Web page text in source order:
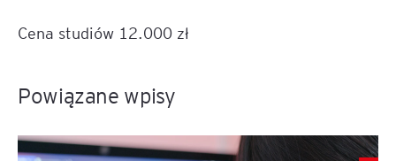
Cena studiów 12.000 zł
Powiązane wpisy